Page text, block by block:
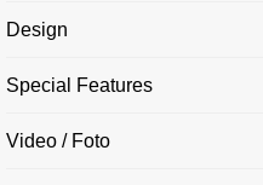
Design
Special Features
Video / Foto